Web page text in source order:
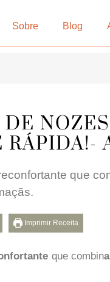
Sobre Blog
que
Imprimir Receita
que combin